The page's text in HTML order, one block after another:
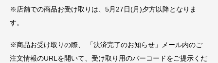
※店舗での商品お受け取りは、5月27日(月)夕方以降となりま
す。
※商品お受け取りの際、 「決済完了のお知らせ」メール内のご
注文情報のURLを開いて、受け取り用のバーコードをご提示くだ